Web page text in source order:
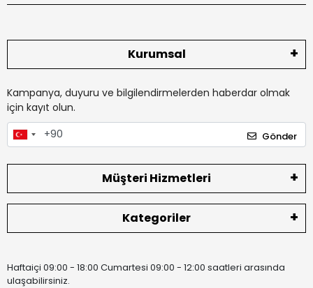
Kurumsal
Kampanya, duyuru ve bilgilendirmelerden haberdar olmak
için kayıt olun.
Gönder
Müşteri Hizmetleri
Kategoriler
Haftaiçi 09:00 - 18:00 Cumartesi 09:00 - 12:00 saatleri arasında
ulaşabilirsiniz.